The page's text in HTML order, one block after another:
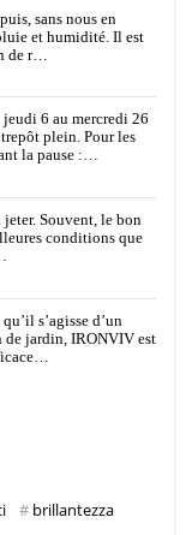
sans nous en
et humidité. Il est
de r…
6 au mercredi 26
plein. Pour les
la pause :…
Souvent, le bon
conditions que
s’agisse d’un
de jardin, IRONVIV est
brillantezza